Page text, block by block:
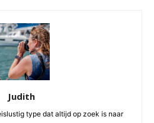
Judith
type dat altijd op zoek is naar